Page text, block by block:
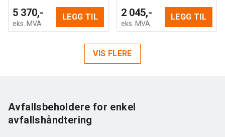
5 370,-
eks. MVA
LEGG TIL 2 045,-
eks. MVA
LEGG TIL
VIS FLERE
Avfallsbeholdere for enkel
avfallshåndtering